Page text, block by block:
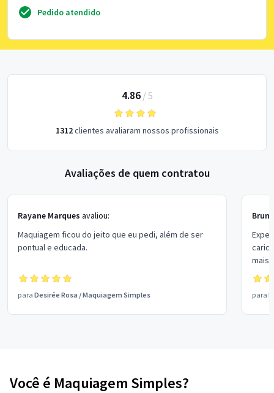
Pedido atendido
4.86/ 5
1312clientes avaliaram nossos profissionais
Avaliações de quem contratou
Rayane Marques avaliou:
Maquiagem ficou do jeito que eu pedi, além de ser
pontual e educada.
para Desirée Rosa /Maquiagem Simples
mais
para
Você é Maquiagem Simples?